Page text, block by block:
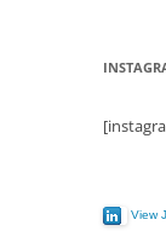
View